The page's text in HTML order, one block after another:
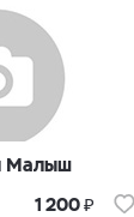
Малыш
1 200₽